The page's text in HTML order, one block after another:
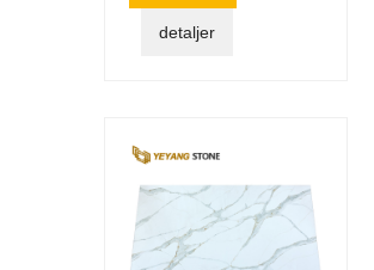
detaljer